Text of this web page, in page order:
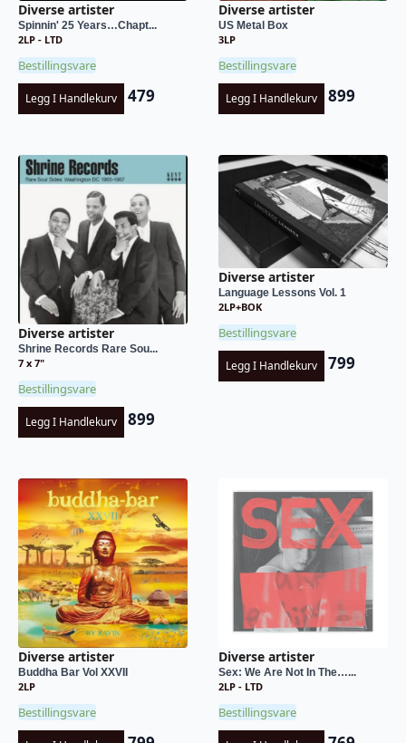
Diverse artister
Spinnin' 25 Years…Chapt...
2LP - LTD
Bestillingsvare
Legg I Handlekurv 479
Diverse artister
US Metal Box
3LP
Bestillingsvare
Legg I Handlekurv 899
Diverse artister
Shrine Records Rare Sou...
7 x 7"
Bestillingsvare
Legg I Handlekurv 899
Diverse artister
Language Lessons Vol. 1
2LP+BOK
Bestillingsvare
Legg I Handlekurv 799
Diverse artister
Buddha Bar Vol XXVII
2LP
Bestillingsvare
Diverse artister
Sex: We Are Not In The…...
2LP - LTD
Bestillingsvare